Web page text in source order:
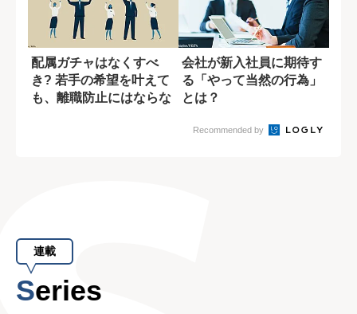
配属ガチャはなくすべ
き? 若手の希望を叶えて
も、離職防止にはならな
会社が新入社員に期待す
る「やって当然の行為」
とは？
Recommended by
連載
Series